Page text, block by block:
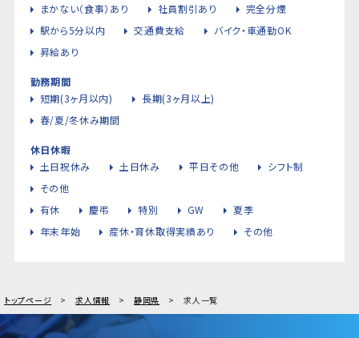
まかない（食事）あり
社員割引あり
完全分煙
駅から5分以内
交通費支給
バイク・車通勤OK
昇給あり
勤務期間
短期(3ヶ月以内)
長期(3ヶ月以上)
春/夏/冬休み期間
休日休暇
土日祝休み
土日休み 平日その他
シフト制
その他
有休
慶弔 特別 GW
夏季
年末年始
産休・育休取得実績あり その他
トップページ 求人情報 静岡県 求人一覧